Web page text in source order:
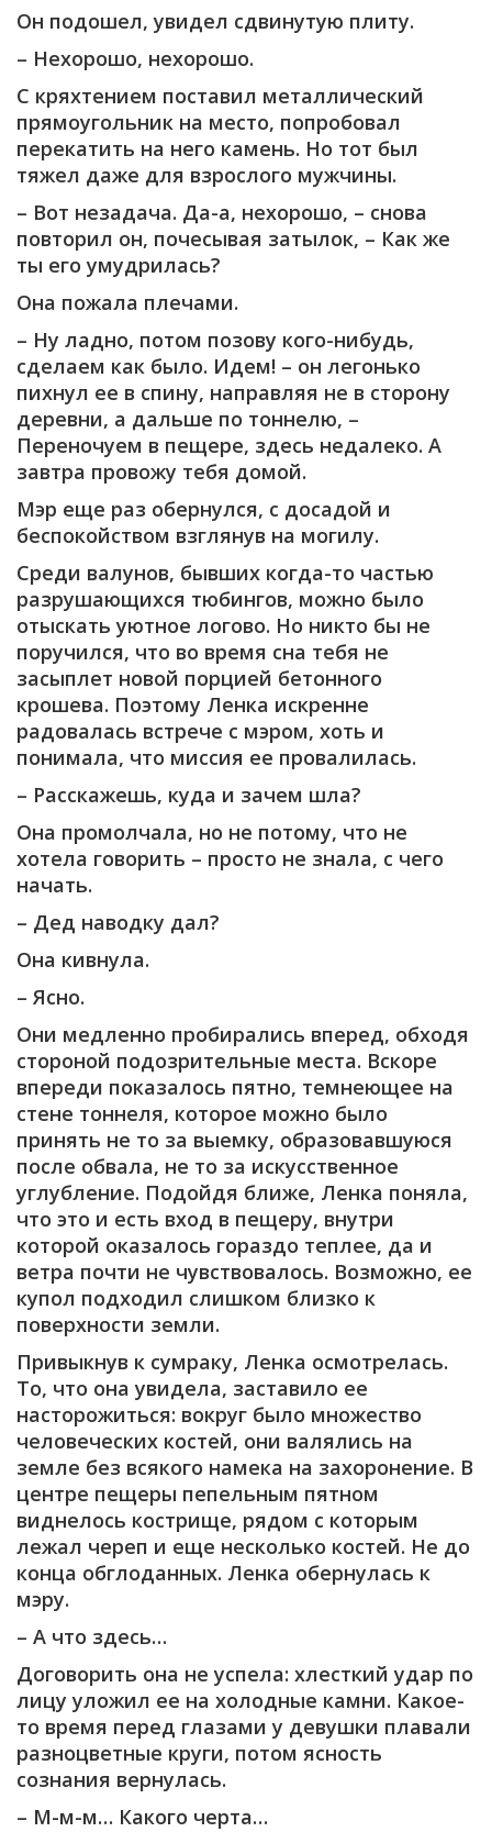
Он подошел, увидел сдвинутую плиту.
– Нехорошо, нехорошо.
С кряхтением поставил металлический
прямоугольник на место, попробовал
перекатить на него камень. Но тот был
тяжел даже для взрослого мужчины.
– Вот незадача. Да-а, нехорошо, – снова
повторил он, почесывая затылок, – Как же
ты его умудрилась?
Она пожала плечами.
– Ну ладно, потом позову кого-нибудь,
сделаем как было. Идем! – он легонько
пихнул ее в спину, направляя не в сторону
деревни, а дальше по тоннелю, –
Переночуем в пещере, здесь недалеко. А
завтра провожу тебя домой.
Мэр еще раз обернулся, с досадой и
беспокойством взглянув на могилу.
Среди валунов, бывших когда-то частью
разрушающихся тюбингов, можно было
отыскать уютное логово. Но никто бы не
поручился, что во время сна тебя не
засыплет новой порцией бетонного
крошева. Поэтому Ленка искренне
радовалась встрече с мэром, хоть и
понимала, что миссия ее провалилась.
– Расскажешь, куда и зачем шла?
Она промолчала, но не потому, что не
хотела говорить – просто не знала, с чего
начать.
– Дед наводку дал?
Она кивнула.
– Ясно.
Они медленно пробирались вперед, обходя
стороной подозрительные места. Вскоре
впереди показалось пятно, темнеющее на
стене тоннеля, которое можно было
принять не то за выемку, образовавшуюся
после обвала, не то за искусственное
углубление. Подойдя ближе, Ленка поняла,
что это и есть вход в пещеру, внутри
которой оказалось гораздо теплее, да и
ветра почти не чувствовалось. Возможно, ее
купол подходил слишком близко к
поверхности земли.
Привыкнув к сумраку, Ленка осмотрелась.
То, что она увидела, заставило ее
насторожиться: вокруг было множество
человеческих костей, они валялись на
земле без всякого намека на захоронение. В
центре пещеры пепельным пятном
виднелось кострище, рядом с которым
лежал череп и еще несколько костей. Не до
конца обглоданных. Ленка обернулась к
мэру.
– А что здесь…
Договорить она не успела: хлесткий удар по
лицу уложил ее на холодные камни. Какое-
то время перед глазами у девушки плавали
разноцветные круги, потом ясность
сознания вернулась.
– М-м-м… Какого черта…